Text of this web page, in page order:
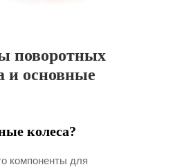
поворотных
и основные
колеса?
компоненты для